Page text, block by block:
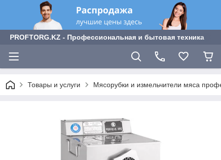
PROFTORG.KZ - Профессиональная и бытовая техника
Товары и услуги Мясорубки и измельчители мяса